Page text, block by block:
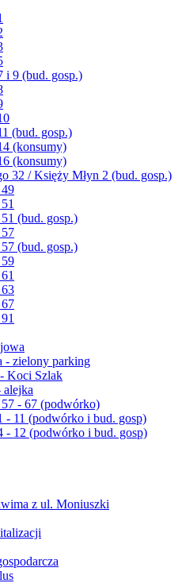
i 9 (bud. gosp.)
(bud. gosp.)
(konsumy)
(konsumy)
32 / Księży Młyn 2 (bud. gosp.)
(bud. gosp.)
(bud. gosp.)
- zielony parking
Koci Szlak
alejka
57 - 67 (podwórko)
- 11 (podwórko i bud. gosp)
- 12 (podwórko i bud. gosp)
z ul. Moniuszki